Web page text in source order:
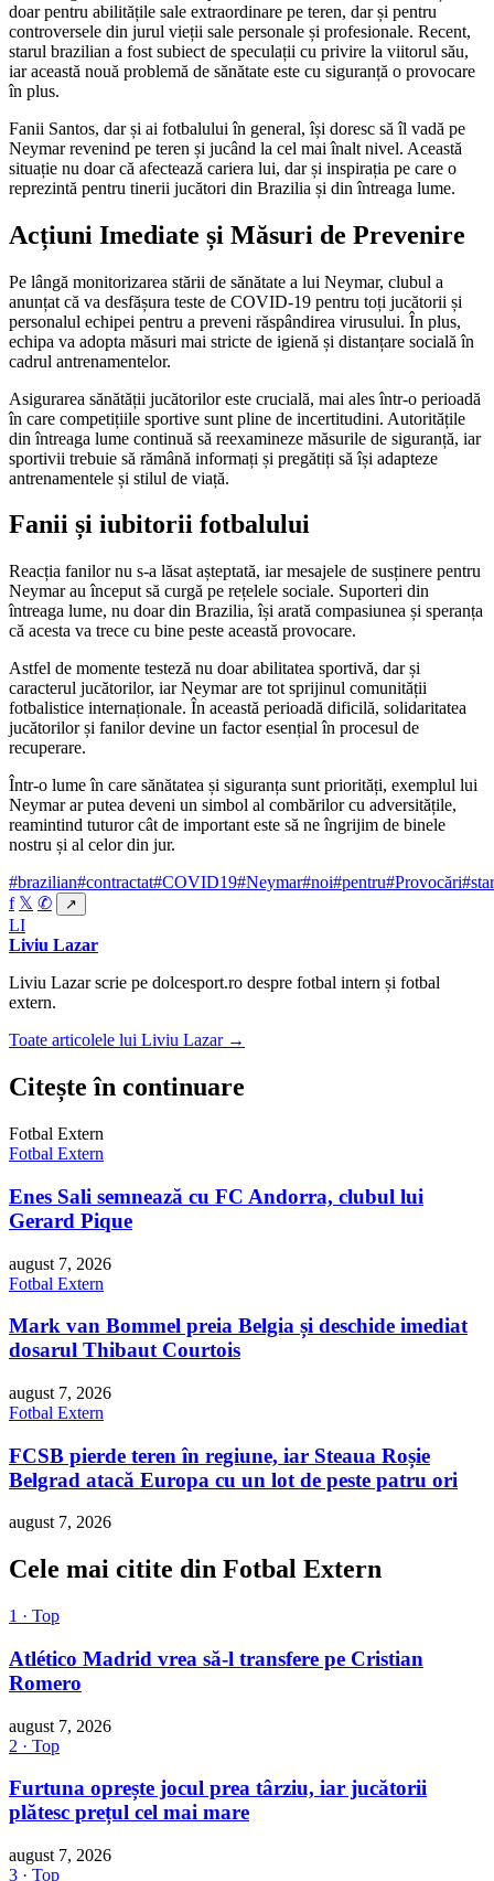
doar pentru abilitățile sale extraordinare pe teren, dar și pentru
controversele din jurul vieții sale personale și profesionale. Recent,
starul brazilian a fost subiect de speculații cu privire la viitorul său,
iar această nouă problemă de sănătate este cu siguranță o provocare
în plus.
Fanii Santos, dar și ai fotbalului în general, își doresc să îl vadă pe
Neymar revenind pe teren și jucând la cel mai înalt nivel. Această
situație nu doar că afectează cariera lui, dar și inspirația pe care o
reprezintă pentru tinerii jucători din Brazilia și din întreaga lume.
Acțiuni Imediate și Măsuri de Prevenire
Pe lângă monitorizarea stării de sănătate a lui Neymar, clubul a
anunțat că va desfășura teste de COVID-19 pentru toți jucătorii și
personalul echipei pentru a preveni răspândirea virusului. În plus,
echipa va adopta măsuri mai stricte de igienă și distanțare socială în
cadrul antrenamentelor.
Asigurarea sănătății jucătorilor este crucială, mai ales într-o perioadă
în care competițiile sportive sunt pline de incertitudini. Autoritățile
din întreaga lume continuă să reexamineze măsurile de siguranță, iar
sportivii trebuie să rămână informați și pregătiți să își adapteze
antrenamentele și stilul de viață.
Fanii și iubitorii fotbalului
Reacția fanilor nu s-a lăsat așteptată, iar mesajele de susținere pentru
Neymar au început să curgă pe rețelele sociale. Suporteri din
întreaga lume, nu doar din Brazilia, își arată compasiunea și speranța
că acesta va trece cu bine peste această provocare.
Astfel de momente testeză nu doar abilitatea sportivă, dar și
caracterul jucătorilor, iar Neymar are tot sprijinul comunității
fotbalistice internaționale. În această perioadă dificilă, solidaritatea
jucătorilor și fanilor devine un factor esențial în procesul de
recuperare.
Într-o lume în care sănătatea și siguranța sunt priorități, exemplul lui
Neymar ar putea deveni un simbol al combărilor cu adversitățile,
reamintind tuturor cât de important este să ne îngrijim de binele
nostru și al celor din jur.
#brazilian#contractat#COVID19#Neymar#noi#pentru#Provocări
f 𝕏 ✆ ↗
LI
Liviu Lazar
Liviu Lazar scrie pe dolcesport.ro despre fotbal intern și fotbal
extern.
Toate articolele lui Liviu Lazar →
Citește în continuare
Fotbal Extern
Fotbal Extern
Enes Sali semnează cu FC Andorra, clubul lui
Gerard Pique
august 7, 2026
Fotbal Extern
Mark van Bommel preia Belgia și deschide imediat
dosarul Thibaut Courtois
august 7, 2026
Fotbal Extern
FCSB pierde teren în regiune, iar Steaua Roșie
Belgrad atacă Europa cu un lot de peste patru ori
august 7, 2026
Cele mai citite din Fotbal Extern
1 · Top
Atlético Madrid vrea să-l transfere pe Cristian
Romero
august 7, 2026
2 · Top
Furtuna oprește jocul prea târziu, iar jucătorii
plătesc prețul cel mai mare
august 7, 2026
3 · Top